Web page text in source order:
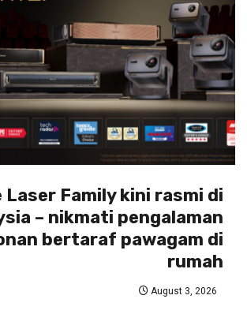
Laser Family kini rasmi di
– nikmati pengalaman
bertaraf pawagam di
rumah
August 3, 2026